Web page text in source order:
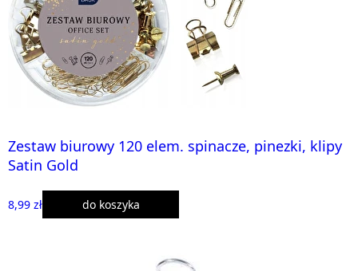
Zestaw biurowy 120 elem. spinacze, pinezki, klipy
Satin Gold
8,99 zł do koszyka